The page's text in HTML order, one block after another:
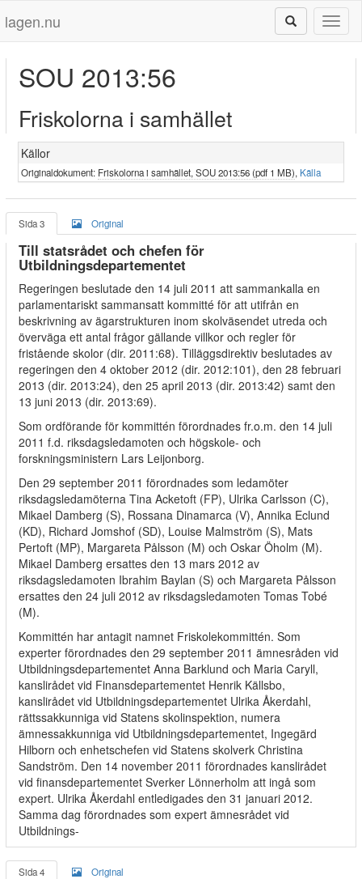
lagen.nu
SOU 2013:56
Friskolorna i samhället
Källor
Originaldokument: Friskolorna i samhället, SOU 2013:56 (pdf 1 MB), Källa
Sida 3 Original
Till statsrådet och chefen för
Utbildningsdepartementet
Regeringen beslutade den 14 juli 2011 att sammankalla en
parlamentariskt sammansatt kommitté för att utifrån en
beskrivning av ägarstrukturen inom skolväsendet utreda och
överväga ett antal frågor gällande villkor och regler för
fristående skolor (dir. 2011:68). Tilläggsdirektiv beslutades av
regeringen den 4 oktober 2012 (dir. 2012:101), den 28 februari
2013 (dir. 2013:24), den 25 april 2013 (dir. 2013:42) samt den
13 juni 2013 (dir. 2013:69).
Som ordförande för kommittén förordnades fr.o.m. den 14 juli
2011 f.d. riksdagsledamoten och högskole- och
forskningsministern Lars Leijonborg.
Den 29 september 2011 förordnades som ledamöter
riksdagsledamöterna Tina Acketoft (FP), Ulrika Carlsson (C),
Mikael Damberg (S), Rossana Dinamarca (V), Annika Eclund
(KD), Richard Jomshof (SD), Louise Malmström (S), Mats
Pertoft (MP), Margareta Pålsson (M) och Oskar Öholm (M).
Mikael Damberg ersattes den 13 mars 2012 av
riksdagsledamoten Ibrahim Baylan (S) och Margareta Pålsson
ersattes den 24 juli 2012 av riksdagsledamoten Tomas Tobé
(M).
Kommittén har antagit namnet Friskolekommittén. Som
experter förordnades den 29 september 2011 ämnesråden vid
Utbildningsdepartementet Anna Barklund och Maria Caryll,
kanslirådet vid Finansdepartementet Henrik Källsbo,
kanslirådet vid Utbildningsdepartementet Ulrika Åkerdahl,
rättssakkunniga vid Statens skolinspektion, numera
ämnessakkunniga vid Utbildningsdepartementet, Ingegärd
Hilborn och enhetschefen vid Statens skolverk Christina
Sandström. Den 14 november 2011 förordnades kanslirådet
vid finansdepartementet Sverker Lönnerholm att ingå som
expert. Ulrika Åkerdahl entledigades den 31 januari 2012.
Samma dag förordnades som expert ämnesrådet vid
Utbildnings-
Sida 4 Original